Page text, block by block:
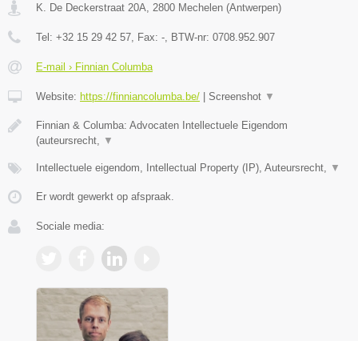
K. De Deckerstraat 20A 2800 Mechelen (Antwerpen)
Tel: +32 15 29 42 57 , Fax: - , BTW-nr: 0708.952.907
E-mail › Finnian Columba
Website: https://finniancolumba.be/ | Screenshot ▼
Finnian & Columba: Advocaten Intellectuele Eigendom
(auteursrecht,
▼
Intellectuele eigendom, Intellectual Property (IP), Auteursrecht, ▼
Er wordt gewerkt op afspraak.
Sociale media: